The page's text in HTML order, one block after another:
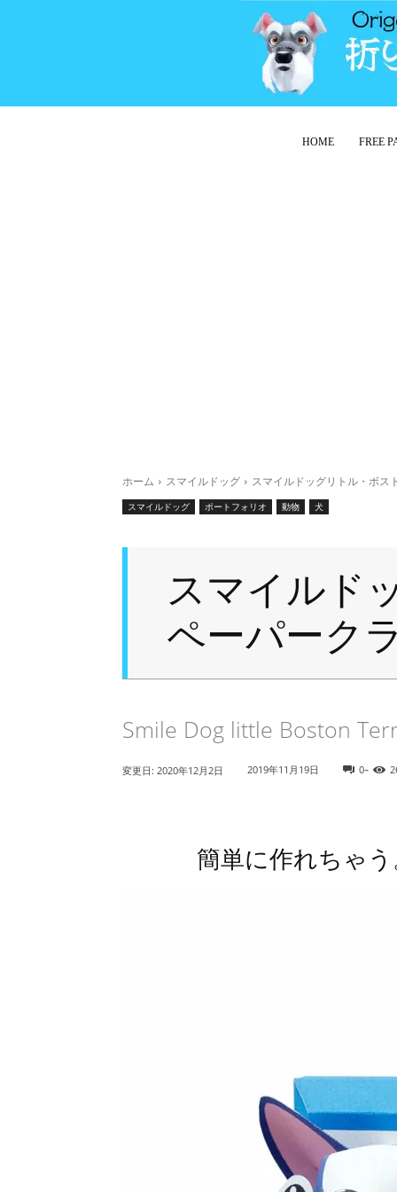
HOME FREE
ホーム スマイルドッグ スマイルドッグリトル・ボス
スマイルドッグ ポートフォリオ 動物 犬
スマイルド
ペーパーク
Smile Dog little Boston
変更日: 2020年12月2日 2019年11月19日 0-
簡単に作れちゃ